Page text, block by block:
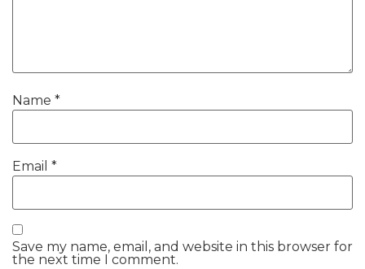
Name *
Email *
Save my name, email, and website in this browser for
the next time I comment.